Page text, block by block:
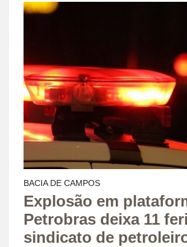
BACIA DE CAMPOS
Explosão em
Petrobras deixa 11
sindicato de